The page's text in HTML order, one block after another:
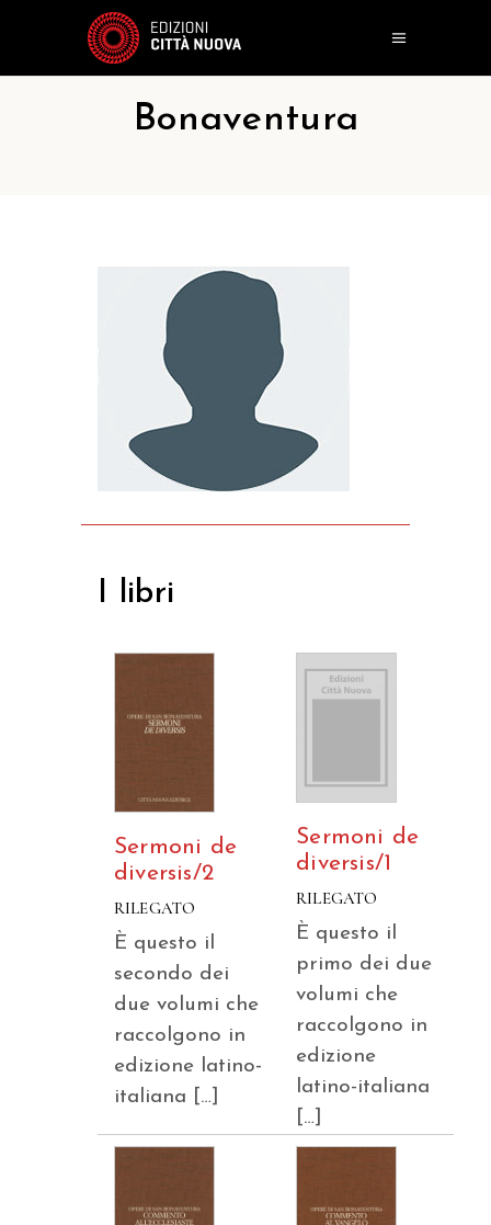
Bonaventura
I libri
Sermoni de
diversis/2
RILEGATO
È questo il
secondo dei
due volumi che
raccolgono in
edizione latino-
italiana […]
Sermoni de
diversis/1
RILEGATO
È questo il
primo dei due
volumi che
raccolgono in
edizione
latino-italiana
[…]